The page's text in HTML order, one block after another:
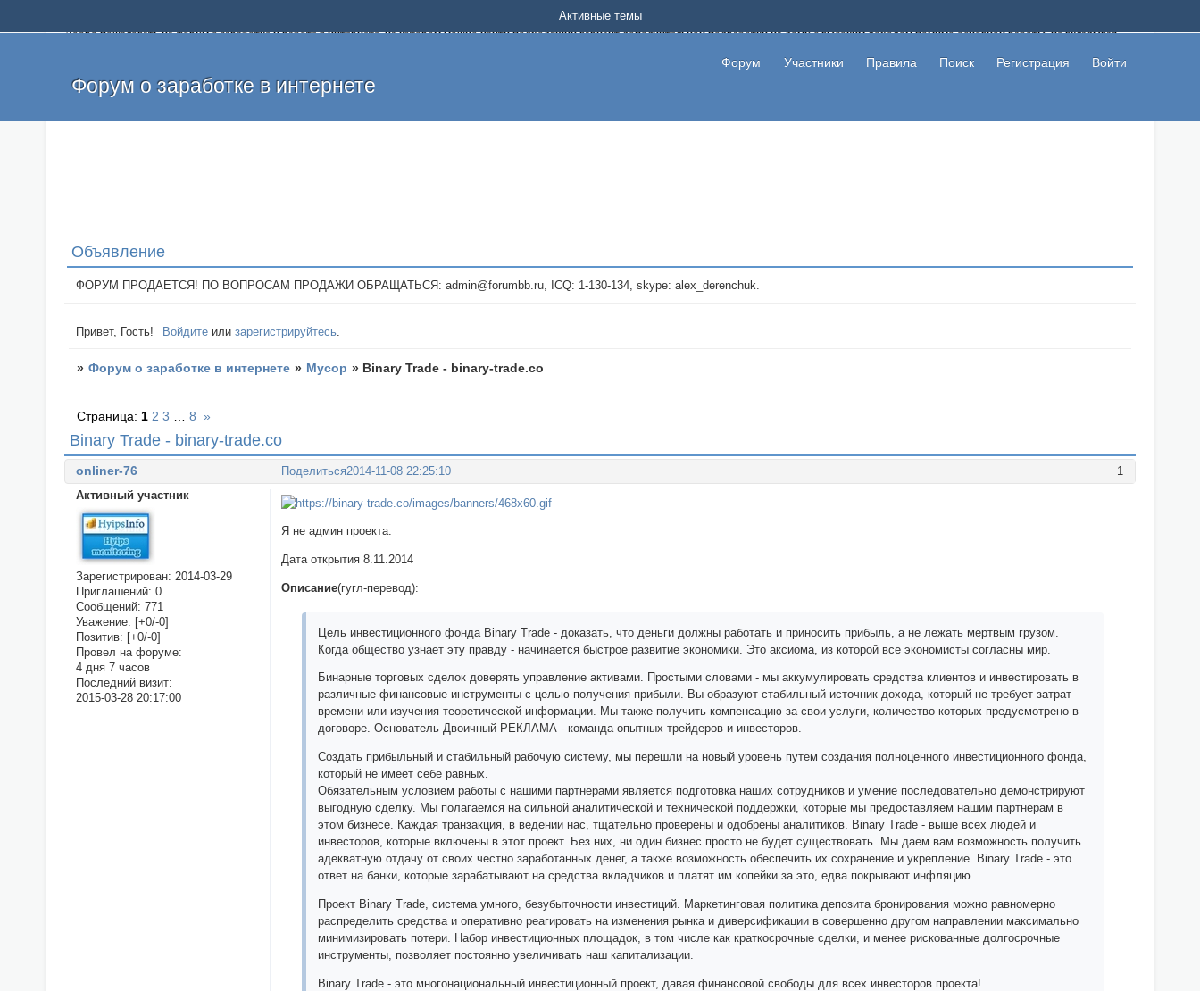
Добро пожаловать на форум о заработке и работе в интернете, на котором можно найти подходящий вариант дополнительной подработки на дому с высоким доходом помимо основной работы, не вкладывая
и оставлять свои отзывы. Если вы знаете, что определенный проект или сайт не платит, то указывайте в теме что это лохотрон, чтобы другие пользователи не попались на развод. Вы сможете начать зарабатывать
легкие деньги без вложений и регистрации уже сегодня. Создавайте новые темы, размещайте объявления со своими пригласительными ссылками и первая прибыль не заставит себя долго ждать.
Форум о заработке в интернете
Форум Участники Правила Поиск Регистрация Войти
Активные темы
Объявление
ФОРУМ ПРОДАЕТСЯ! ПО ВОПРОСАМ ПРОДАЖИ ОБРАЩАТЬСЯ: admin@forumbb.ru, ICQ: 1-130-134, skype: alex_derenchuk.
Привет, Гость! Войдите илизарегистрируйтесь.
» Форум о заработке в интернете » Мусор » Binary Trade - binary-trade.co
Binary Trade - binary-trade.co
Страница: 1 2 3 8 »
Поделиться 1
2014-11-08 22:25:10
onliner-76
Активный участник
Зарегистрирован: 2014-03-29
Приглашений: 0
Сообщений: 771
Уважение: [+0/-0]
Позитив: [+0/-0]
Провел на форуме:
4 дня 7 часов
Последний визит:
2015-03-28 20:17:00
Я не админ проекта.
Дата открытия 8.11.2014
Описание(гугл-перевод):
Цель инвестиционного фонда Binary Trade - доказать, что деньги должны работать и приносить прибыль, а не лежать мертвым грузом.
Когда общество узнает эту правду - начинается быстрое развитие экономики. Это аксиома, из которой все экономисты согласны мир.
Бинарные торговых сделок доверять управление активами. Простыми словами - мы аккумулировать средства клиентов и инвестировать в
различные финансовые инструменты с целью получения прибыли. Вы образуют стабильный источник дохода, который не требует затрат
времени или изучения теоретической информации. Мы также получить компенсацию за свои услуги, количество которых предусмотрено в
договоре. Основатель Двоичный РЕКЛАМА - команда опытных трейдеров и инвесторов.
Создать прибыльный и стабильный рабочую систему, мы перешли на новый уровень путем создания полноценного инвестиционного фонда,
который не имеет себе равных.
Обязательным условием работы с нашими партнерами является подготовка наших сотрудников и умение последовательно демонстрируют
выгодную сделку. Мы полагаемся на сильной аналитической и технической поддержки, которые мы предоставляем нашим партнерам в
этом бизнесе. Каждая транзакция, в ведении нас, тщательно проверены и одобрены аналитиков. Binary Trade - выше всех людей и
инвесторов, которые включены в этот проект. Без них, ни один бизнес просто не будет существовать. Мы даем вам возможность получить
адекватную отдачу от своих честно заработанных денег, а также возможность обеспечить их сохранение и укрепление. Binary Trade - это
ответ на банки, которые зарабатывают на средства вкладчиков и платят им копейки за это, едва покрывают инфляцию.
Проект Binary Trade, система умного, безубыточности инвестиций. Маркетинговая политика депозита бронирования можно равномерно
распределить средства и оперативно реагировать на изменения рынка и диверсификации в совершенно другом направлении максимально
минимизировать потери. Набор инвестиционных площадок, в том числе как краткосрочные сделки, и менее рискованные долгосрочные
инструменты, позволяет постоянно увеличивать наш капитализации.
Binary Trade - это многонациональный инвестиционный проект, давая финансовой свободы для всех инвесторов проекта!